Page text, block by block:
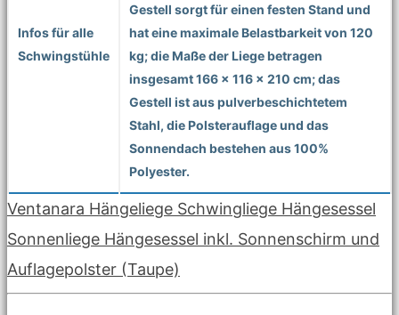
Infos für alle
Schwingstühle
Gestell sorgt für einen festen Stand und
hat eine maximale Belastbarkeit von 120
kg; die Maße der Liege betragen
insgesamt 166 x 116 x 210 cm; das
Gestell ist aus pulverbeschichtetem
Stahl, die Polsterauflage und das
Sonnendach bestehen aus 100%
Polyester.
Ventanara Hängeliege Schwingliege Hängesessel
Sonnenliege Hängesessel inkl. Sonnenschirm und
Auflagepolster (Taupe)